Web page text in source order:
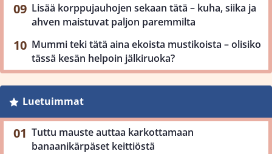
Lisää korppujauhojen sekaan tätä – kuha, siika ja
ahven maistuvat paljon paremmilta
Mummi teki tätä aina ekoista mustikoista – olisiko
tässä kesän helpoin jälkiruoka?
Luetuimmat
Tuttu mauste auttaa karkottamaan
banaanikärpäset keittiöstä